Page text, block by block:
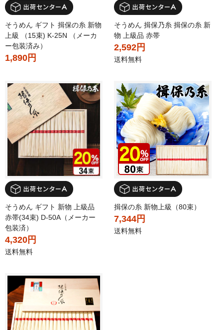
そうめん ギフト 揖保の糸 新物
上級 （15束) K-25N （メーカ
ー包装済み）
1,890円
そうめん 揖保乃糸 揖保の糸 新
物 上級品 赤帯
2,592円
送料無料
そうめん ギフト 新物 上級品
赤帯(34束) D-50A（メーカー
包装済）
4,320円
送料無料
揖保の糸 新物上級（80束）
7,344円
送料無料